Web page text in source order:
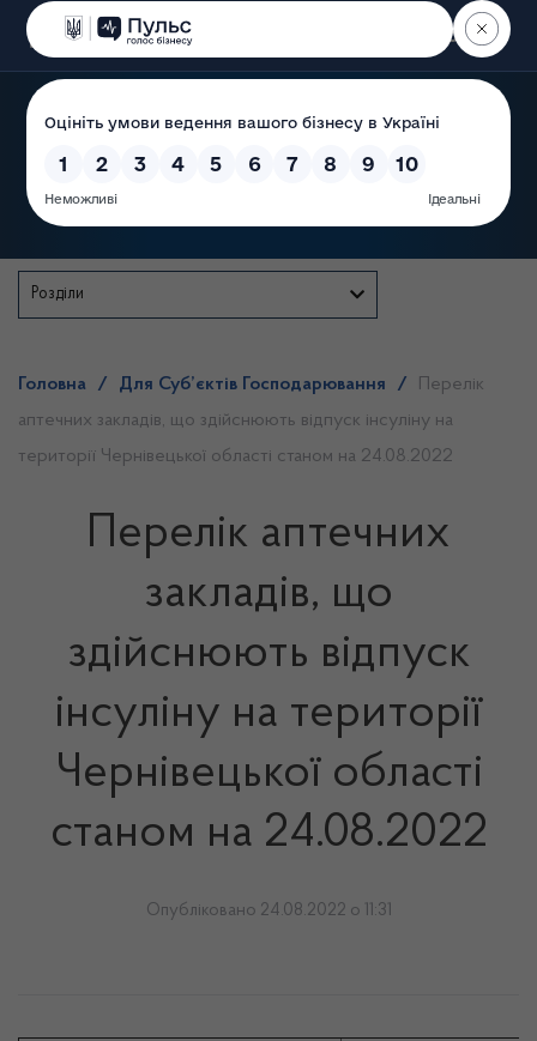
Пошук
Розділи
Головна / Для Суб’єктів Господарювання /
Перелік
аптечних закладів, що здійснюють відпуск інсуліну на
території Чернівецької області станом на 24.08.2022
Перелік аптечних
закладів, що
здійснюють відпуск
інсуліну на території
Чернівецької області
станом на 24.08.2022
Опубліковано 24.08.2022 о 11:31